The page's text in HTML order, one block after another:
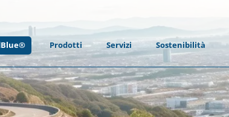
Prodotti Servizi Sostenibilità